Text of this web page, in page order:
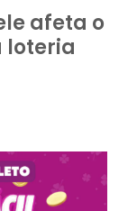
afeta o
loteria